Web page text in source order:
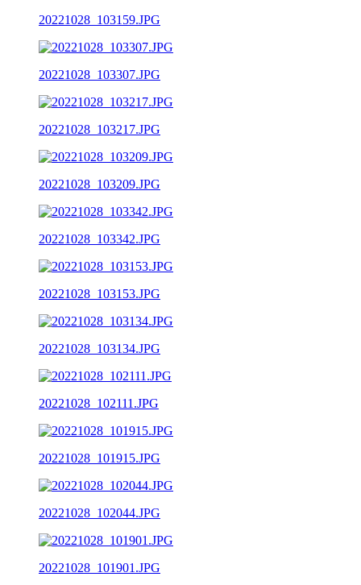
20221028_103159.JPG
20221028_103307.JPG
20221028_103217.JPG
20221028_103209.JPG
20221028_103342.JPG
20221028_103153.JPG
20221028_103134.JPG
20221028_102111.JPG
20221028_101915.JPG
20221028_102044.JPG
20221028_101901.JPG